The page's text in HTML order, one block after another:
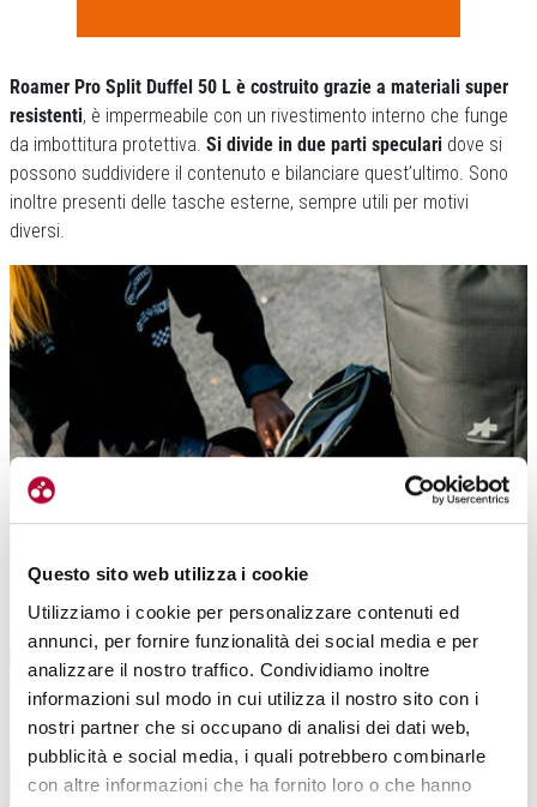
Questo sito web utilizza i cookie
Utilizziamo i cookie per personalizzare contenuti ed
annunci, per fornire funzionalità dei social media e per
analizzare il nostro traffico. Condividiamo inoltre
informazioni sul modo in cui utilizza il nostro sito con i
nostri partner che si occupano di analisi dei dati web,
pubblicità e social media, i quali potrebbero combinarle
con altre informazioni che ha fornito loro o che hanno
Roamer Pro Split Duffel 50 L è costruito grazie a materiali super
resistenti, è impermeabile con un rivestimento interno che funge
da imbottitura protettiva. Si divide in due parti speculari dove si
possono suddividere il contenuto e bilanciare quest’ultimo. Sono
inoltre presenti delle tasche esterne, sempre utili per motivi
diversi.